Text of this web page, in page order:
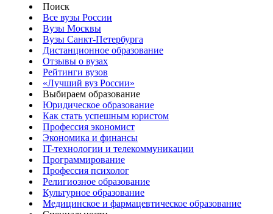
Поиск
Все вузы России
Вузы Москвы
Вузы Санкт-Петербурга
Дистанционное образование
Отзывы о вузах
Рейтинги вузов
«Лучший вуз России»
Выбираем образование
Юридическое образование
Как стать успешным юристом
Профессия экономист
Экономика и финансы
IT-технологии и телекоммуникации
Программирование
Профессия психолог
Религиозное образование
Культурное образование
Медицинское и фармацевтическое образование